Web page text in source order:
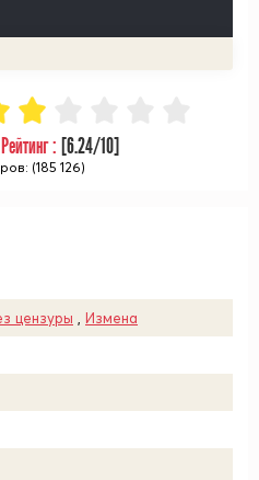
Рейтинг : [6.24/10]
(185 126)
цензуры Измена